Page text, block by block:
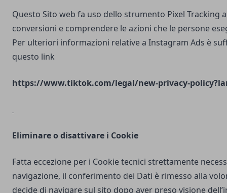
Questo Sito web fa uso dello strumento Pixel Tracking
conversioni e comprendere le azioni che le persone
Per ulteriori informazioni relative a Instagram Ads è
questo link
https://www.tiktok.com/legal/new-privacy-
Eliminare o disattivare i Cookie
Fatta eccezione per i Cookie tecnici strettamente
navigazione, il conferimento dei Dati è rimesso alla
decide di navigare sul sito dopo aver preso visione